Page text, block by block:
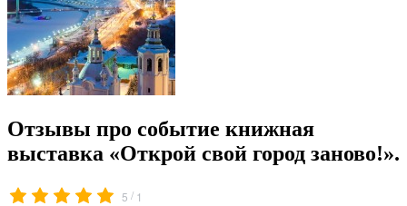
Отзывы про событие книжная
выставка «Открой свой город заново!».
5 / 1